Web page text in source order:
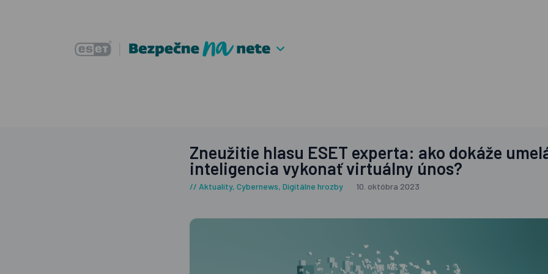
Zneužitie hlasu ESET experta: ako dokáže
inteligencia vykonať virtuálny únos?
Aktuality,Cybernews,Digitálne hrozby 10. októbra 2023